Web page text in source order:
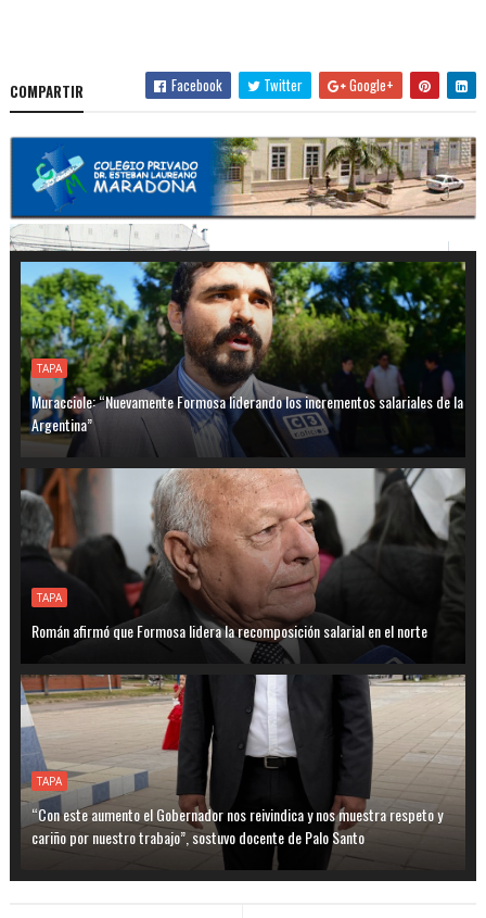
COMPARTIR Facebook Twitter Google+
TAPA
Muracciole: “Nuevamente Formosa liderando los incrementos salariales de la
Argentina”
TAPA
Román afirmó que Formosa lidera la recomposición salarial en el norte
TAPA
“Con este aumento el Gobernador nos reivindica y nos muestra respeto y
cariño por nuestro trabajo”, sostuvo docente de Palo Santo